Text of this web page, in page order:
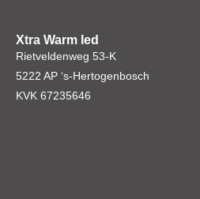
Xtra Warm led
Rietveldenweg 53-K
5222 AP ‘s-Hertogenbosch
KVK 67235646